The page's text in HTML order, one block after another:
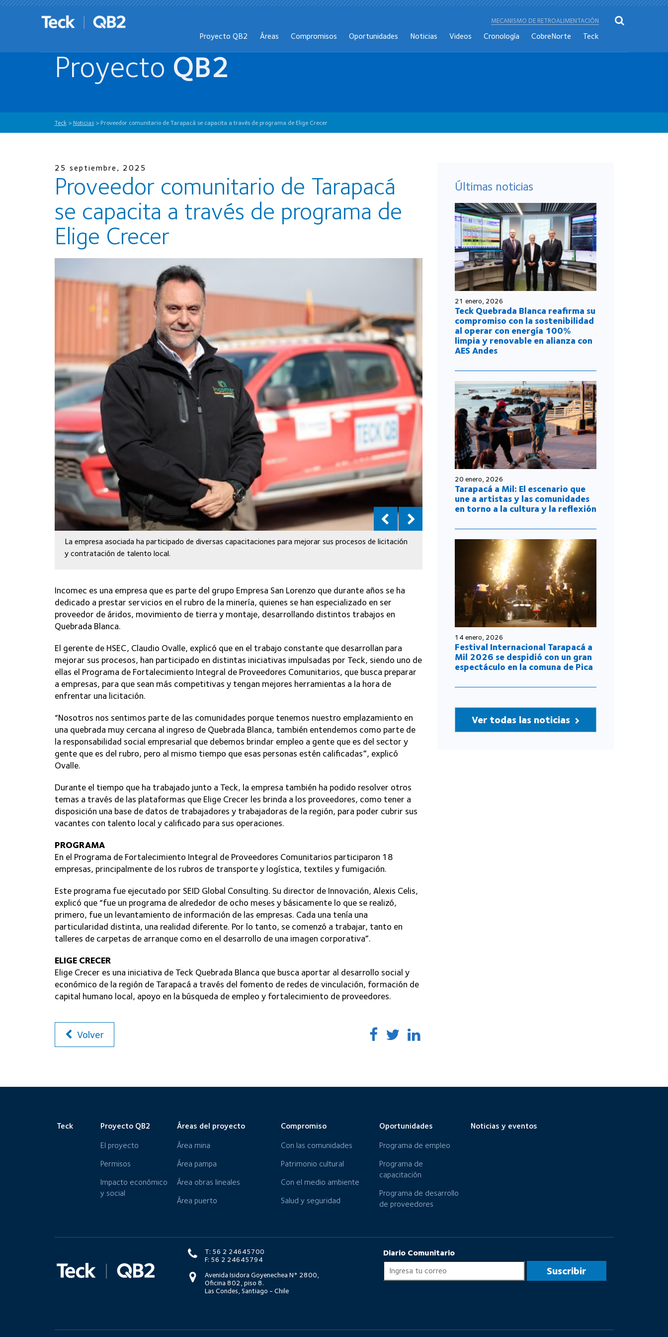
MECANISMO DE RETROALIMENTACIÓN
Proyecto QB2 Áreas Compromisos Oportunidades Noticias Videos Cronología CobreNorte Teck
Proyecto QB2
Teck> Noticias> Proveedor comunitario de Tarapacá se capacita a través de programa de Elige Crecer
25 septiembre, 2025
Proveedor comunitario de Tarapacá
se capacita a través de programa de
Elige Crecer
La empresa asociada ha participado de diversas capacitaciones para mejorar sus procesos de licitación
y contratación de talento local.
Incomec es una empresa que es parte del grupo Empresa San Lorenzo que durante años se ha
dedicado a prestar servicios en el rubro de la minería, quienes se han especializado en ser
proveedor de áridos, movimiento de tierra y montaje, desarrollando distintos trabajos en
Quebrada Blanca.
El gerente de HSEC, Claudio Ovalle, explicó que en el trabajo constante que desarrollan para
mejorar sus procesos, han participado en distintas iniciativas impulsadas por Teck, siendo uno de
ellas el Programa de Fortalecimiento Integral de Proveedores Comunitarios, que busca preparar
a empresas, para que sean más competitivas y tengan mejores herramientas a la hora de
enfrentar una licitación.
“Nosotros nos sentimos parte de las comunidades porque tenemos nuestro emplazamiento en
una quebrada muy cercana al ingreso de Quebrada Blanca, también entendemos como parte de
la responsabilidad social empresarial que debemos brindar empleo a gente que es del sector y
gente que es del rubro, pero al mismo tiempo que esas personas estén calificadas”, explicó
Ovalle.
Durante el tiempo que ha trabajado junto a Teck, la empresa también ha podido resolver otros
temas a través de las plataformas que Elige Crecer les brinda a los proveedores, como tener a
disposición una base de datos de trabajadores y trabajadoras de la región, para poder cubrir sus
vacantes con talento local y calificado para sus operaciones.
PROGRAMA
En el Programa de Fortalecimiento Integral de Proveedores Comunitarios participaron 18
empresas, principalmente de los rubros de transporte y logística, textiles y fumigación.
Este programa fue ejecutado por SEID Global Consulting. Su director de Innovación, Alexis Celis,
explicó que “fue un programa de alrededor de ocho meses y básicamente lo que se realizó,
primero, fue un levantamiento de información de las empresas. Cada una tenía una
particularidad distinta, una realidad diferente. Por lo tanto, se comenzó a trabajar, tanto en
talleres de carpetas de arranque como en el desarrollo de una imagen corporativa”.
ELIGE CRECER
Elige Crecer es una iniciativa de Teck Quebrada Blanca que busca aportar al desarrollo social y
económico de la región de Tarapacá a través del fomento de redes de vinculación, formación de
capital humano local, apoyo en la búsqueda de empleo y fortalecimiento de proveedores.
Volver
Últimas noticias
21 enero, 2026
Teck Quebrada Blanca reafirma su
compromiso con la sostenibilidad
al operar con energía 100%
limpia y renovable en alianza con
AES Andes
20 enero, 2026
Tarapacá a Mil: El escenario que
une a artistas y las comunidades
en torno a la cultura y la reflexión
14 enero, 2026
Festival Internacional Tarapacá a
Mil 2026 se despidió con un gran
espectáculo en la comuna de Pica
Ver todas las noticias
Teck Proyecto QB2
El proyecto
Permisos
Impacto económico
y social
Áreas del proyecto
Área mina
Área pampa
Área obras lineales
Área puerto
Compromiso
Con las comunidades
Patrimonio cultural
Con el medio ambiente
Salud y seguridad
Oportunidades
Programa de empleo
Programa de
capacitación
Programa de desarrollo
de proveedores
Noticias y eventos
T: 56 2 24645700
F: 56 2 24645794
Avenida Isidora Goyenechea N° 2800,
Oficina 802, piso 8.
Las Condes, Santiago - Chile
Diario Comunitario